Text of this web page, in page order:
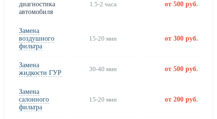
диагностика
автомобиля
1.5-2 часа от 500 руб.
Замена
воздушного
фильтра
15-20 мин от 300 руб.
Замена
жидкости ГУР
30-40 мин от 500 руб.
Замена
салонного
фильтра
15-20 мин от 200 руб.